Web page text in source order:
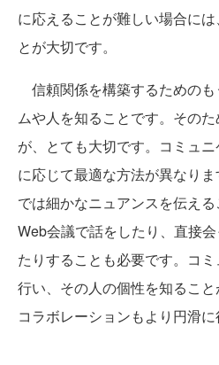
に応えることが難しい場合に
とが大切です。
信頼関係を構築するための
ムや人を知ることです。その
が、とても大切です。コミュ
に応じて最適な方法が異なり
では細かなニュアンスを伝える
Web会議で話をしたり、直接
たりすることも必要です。コ
行い、その人の個性を知るこ
コラボレーションもより円滑に